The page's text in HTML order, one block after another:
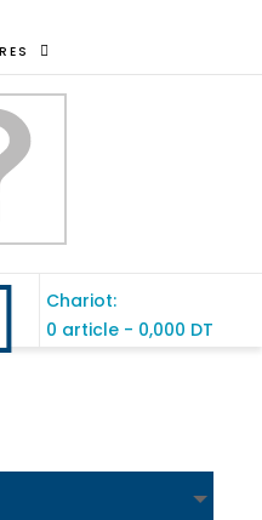
Chariot:
0 article - 0,000 DT